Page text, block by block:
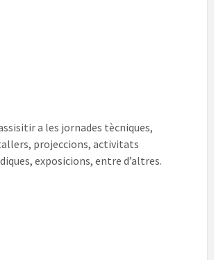
a les jornades tècniques,
projeccions, activitats
exposicions, entre d’altres.